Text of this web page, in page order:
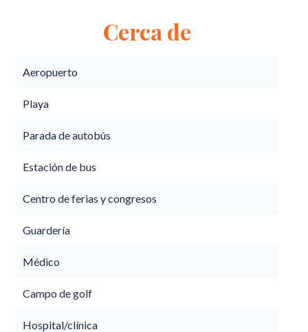
Cerca de
Aeropuerto
Playa
Parada de autobús
Estación de bus
Centro de ferias y congresos
Guardería
Médico
Campo de golf
Hospital/clínica